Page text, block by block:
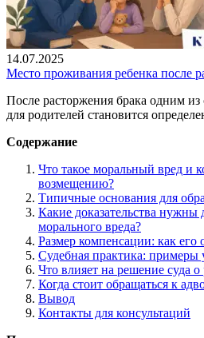
14.07.2025
Место проживания ребенка после
После расторжения брака одним
для родителей становится
Содержание
Что такое моральный вред и
возмещению?
Типичные основания для
Какие доказательства нужны
морального вреда?
Размер компенсации: как его
Судебная практика:
Что влияет на решение суда
Когда стоит обращаться к
Вывод
Контакты для консультаций